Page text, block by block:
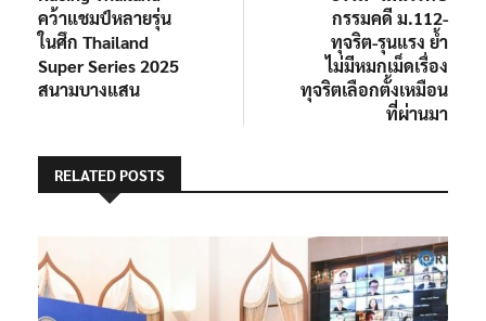
คว้าแชมป์หลายรุ่น
ในศึก Thailand
Super Series 2025
สนามบางแสน
กรรมคดี ม.112-
ทุจริต-รุนแรง ย้ำ
ไม่มีหมกเม็ดเรื่อง
ทุจริตเลือกตั้งเหมือน
ที่ผ่านมา
RELATED POSTS